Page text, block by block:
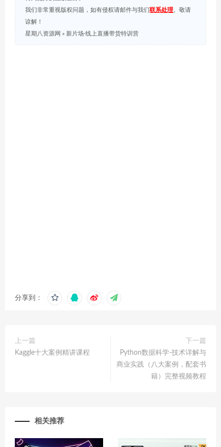
我们非常重视版权问题，如有侵权请邮件与我们联系处理。敬请
谅解！
星期八资源网 » 新片场·线上直播带货特训营
分享到：
上一篇
Kaggle十大案例精讲课程
下一篇
Python数据科学-技术详解与
商业实践（八大案例，配套书
籍）完整视频教程
相关推荐